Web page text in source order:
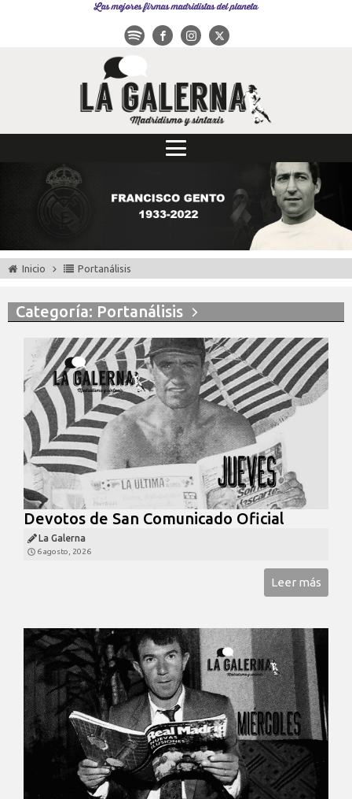
Las mejores firmas madridistas del planeta
Inicio Portanálisis
Categoría: Portanálisis
Devotos de San Comunicado Oficial
La Galerna
6 agosto, 2026
Leer más